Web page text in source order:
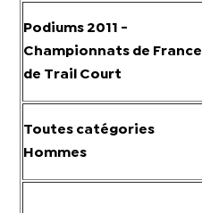
Podiums 2011 -
Championnats de France
de Trail Court
Toutes catégories
Hommes